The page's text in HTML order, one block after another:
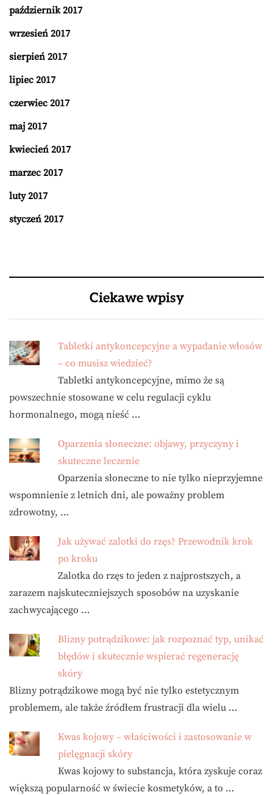
październik 2017
wrzesień 2017
sierpień 2017
lipiec 2017
czerwiec 2017
maj 2017
kwiecień 2017
marzec 2017
luty 2017
styczeń 2017
Ciekawe wpisy
Tabletki antykoncepcyjne a wypadanie włosów
– co musisz wiedzieć?
Tabletki antykoncepcyjne, mimo że są
powszechnie stosowane w celu regulacji cyklu
hormonalnego, mogą nieść …
Oparzenia słoneczne: objawy, przyczyny i
skuteczne leczenie
Oparzenia słoneczne to nie tylko nieprzyjemne
wspomnienie z letnich dni, ale poważny problem
zdrowotny, …
Jak używać zalotki do rzęs? Przewodnik krok
po kroku
Zalotka do rzęs to jeden z najprostszych, a
zarazem najskuteczniejszych sposobów na uzyskanie
zachwycającego …
Blizny potrądzikowe: jak rozpoznać typ, unikać
błędów i skutecznie wspierać regenerację
skóry
Blizny potrądzikowe mogą być nie tylko estetycznym
problemem, ale także źródłem frustracji dla wielu …
Kwas kojowy – właściwości i zastosowanie w
pielęgnacji skóry
Kwas kojowy to substancja, która zyskuje coraz
większą popularność w świecie kosmetyków, a to …